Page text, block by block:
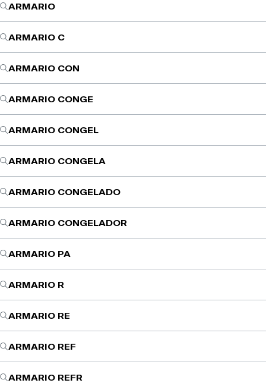
ARMARIO
ARMARIO C
ARMARIO CON
ARMARIO CONGE
ARMARIO CONGEL
ARMARIO CONGELA
ARMARIO CONGELADO
ARMARIO CONGELADOR
ARMARIO PA
ARMARIO R
ARMARIO RE
ARMARIO REF
ARMARIO REFR